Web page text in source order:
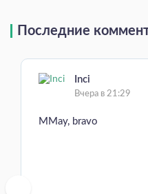
Последние
Inci
Вчера в 21:29
MMay, bravo